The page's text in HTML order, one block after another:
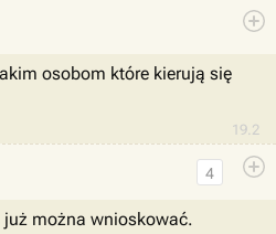
19.2
osobom które kierują się
4
już można wnioskować.